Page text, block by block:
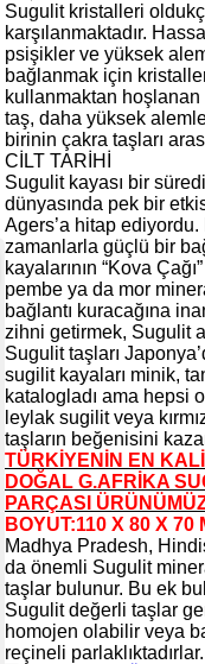
Sugulit kristalleri
karşılanmaktadır.
psişikler ve yüksek
bağlanmak için
kullanmaktan
taş, daha yüksek
birinin çakra taşları
CİLT TARİHİ
Sugulit kayası bir
dünyasında pek bir
Agers’a hitap ediyordu.
zamanlarla güçlü bir
kayalarının “Kova
pembe ya da mor
bağlantı kuracağına
zihni getirmek, Sugulit
Sugulit taşları
sugilit kayaları minik,
katalogladı ama hepsi
leylak sugilit veya
taşların beğenisini
TÜRKİYENİN EN
DOĞAL G.AFRİKA
PARÇASI
BOYUT:110 X 80 X 70
Madhya Pradesh,
da önemli Sugulit
taşlar bulunur. Bu ek
Sugulit değerli taşlar
homojen olabilir veya
reçineli parlaklıktadırlar.